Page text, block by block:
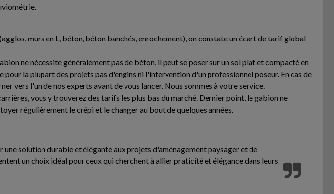
murs en L, béton, béton banchés, enrochement), on constate un écart de tarif global
ne nécessite généralement pas de béton, il peut se poser sur un sol plat et compacté en
la plupart des projets pas d'engins ni l'intervention d'un professionnel poseur. En cas de
vers l'un de nos experts avant de vous lancer. Nous sommes à votre service.
vous y trouverez des tarifs les plus bas du marché. Dernier point, le gabion ne
régulièrement le crépi et le changer au bout de quelques années.
solution durable et élégante aux projets d'aménagement paysager et de
un choix idéal pour ceux qui cherchent à allier praticité et élégance dans leurs